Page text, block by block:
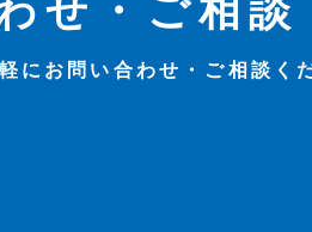
にお問い合わせ・ご相談く